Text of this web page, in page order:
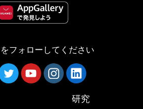
フォローしてください
研究